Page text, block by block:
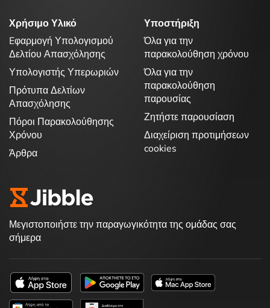
Χρήσιμο Υλικό
Eφαρμογή Υπολογισμού
Δελτίου Απασχόλησης
Υπολογιστής Υπερωριών
Πρότυπα Δελτίων
Απασχόλησης
Πόροι Παρακολούθησης
Χρόνου
Άρθρα
Υποστήριξη
Όλα για την
παρακολούθηση χρόνου
Όλα για την
παρακολούθηση
παρουσίας
Ζητήστε παρουσίαση
Διαχείριση προτιμήσεων
cookies
Μεγιστοποιήστε την παραγωγικότητα της ομάδας σας
σήμερα